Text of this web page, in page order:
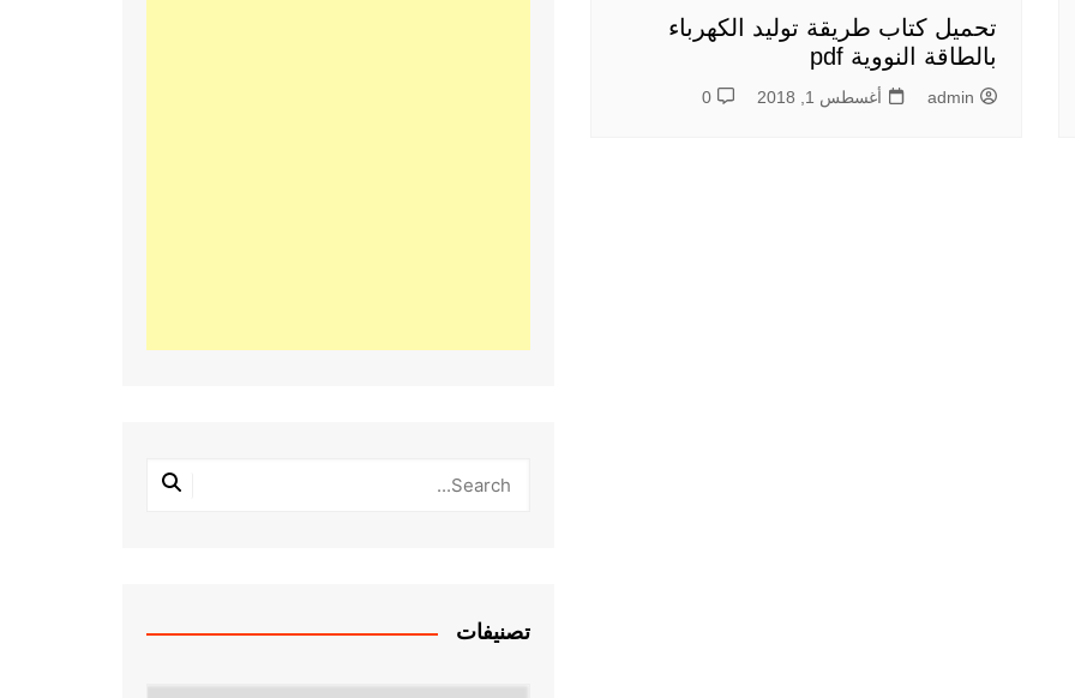
تحميل كتاب طريقة توليد الكهرباء
بالطاقة النووية pdf
admin أغسطس 1, 2018 0
تصنيفات